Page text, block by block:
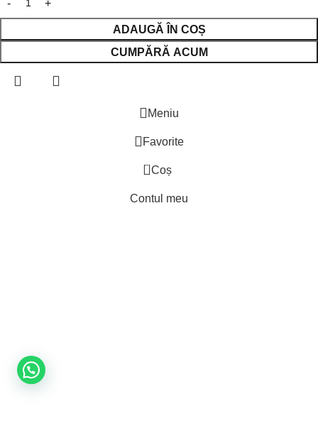
ADAUGĂ ÎN COȘ
CUMPĂRĂ ACUM
Meniu
Favorite
0 Coș
Contul meu